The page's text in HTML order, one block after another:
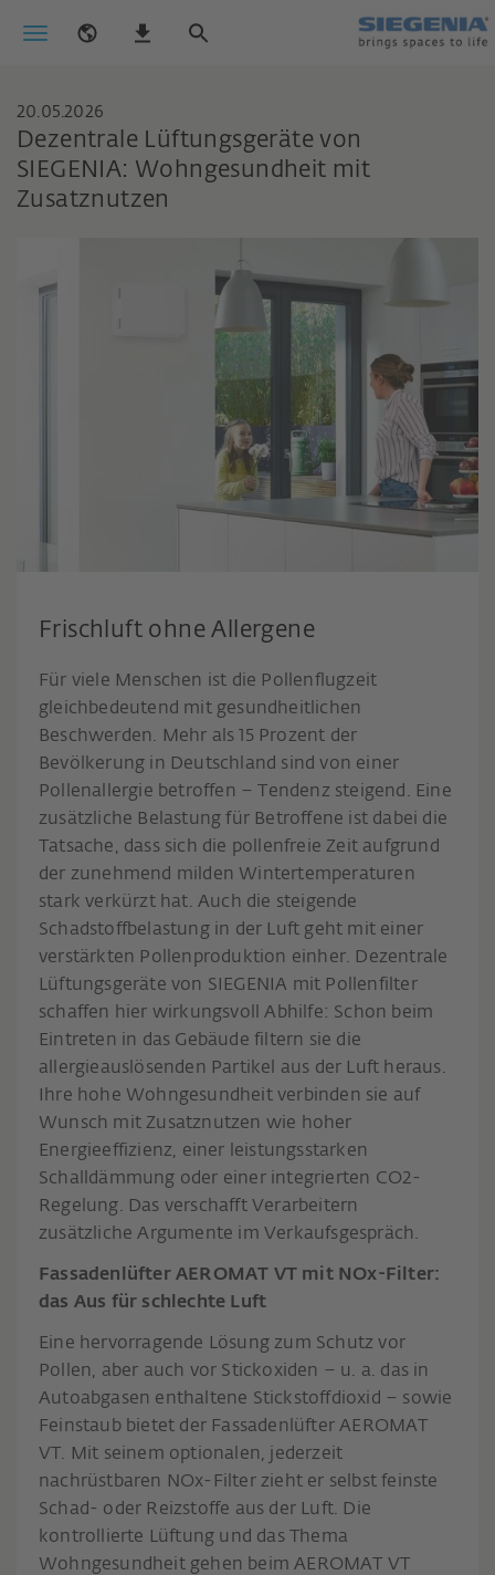
20.05.2026
Dezentrale Lüftungsgeräte von
SIEGENIA: Wohngesundheit mit
Zusatznutzen
Frischluft ohne Allergene
Für viele Menschen ist die Pollenflugzeit
gleichbedeutend mit gesundheitlichen
Beschwerden. Mehr als 15 Prozent der
Bevölkerung in Deutschland sind von einer
Pollenallergie betroffen – Tendenz steigend. Eine
zusätzliche Belastung für Betroffene ist dabei die
Tatsache, dass sich die pollenfreie Zeit aufgrund
der zunehmend milden Wintertemperaturen
stark verkürzt hat. Auch die steigende
Schadstoffbelastung in der Luft geht mit einer
verstärkten Pollenproduktion einher. Dezentrale
Lüftungsgeräte von SIEGENIA mit Pollenfilter
schaffen hier wirkungsvoll Abhilfe: Schon beim
Eintreten in das Gebäude filtern sie die
allergieauslösenden Partikel aus der Luft heraus.
Ihre hohe Wohngesundheit verbinden sie auf
Wunsch mit Zusatznutzen wie hoher
Energieeffizienz, einer leistungsstarken
Schalldämmung oder einer integrierten CO2-
Regelung. Das verschafft Verarbeitern
zusätzliche Argumente im Verkaufsgespräch.
Fassadenlüfter AEROMAT VT mit NOx-Filter:
das Aus für schlechte Luft
Eine hervorragende Lösung zum Schutz vor
Pollen, aber auch vor Stickoxiden – u. a. das in
Autoabgasen enthaltene Stickstoffdioxid – sowie
Feinstaub bietet der Fassadenlüfter AEROMAT
VT. Mit seinem optionalen, jederzeit
nachrüstbaren NOx-Filter zieht er selbst feinste
Schad- oder Reizstoffe aus der Luft. Die
kontrollierte Lüftung und das Thema
Wohngesundheit gehen beim AEROMAT VT